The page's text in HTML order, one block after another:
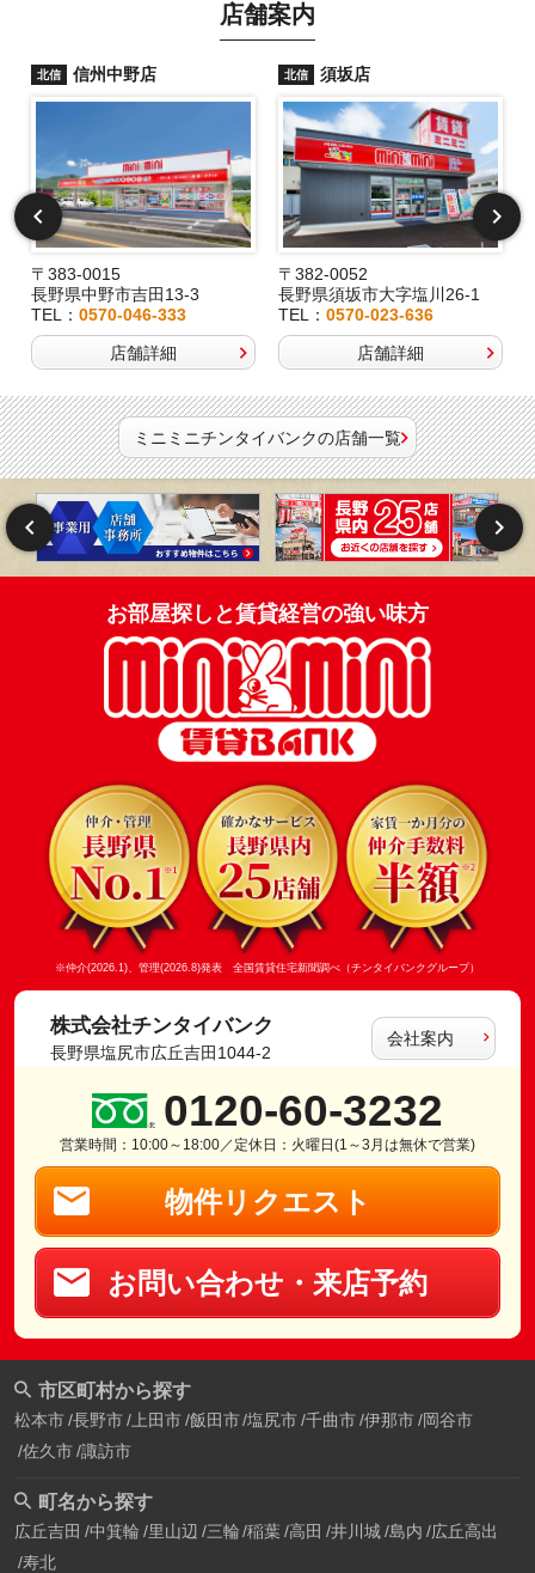
店舗案内
北信 信州中野店
〒383-0015
長野県中野市吉田13-3
TEL： 0570-046-333
店舗詳細
北信 須坂店
〒382-0052
長野県須坂市大字塩川26-1
TEL：0570-023-636
店舗詳細
ミニミニチンタイバンクの店舗一覧
お部屋探しと賃貸経営の強い味方
※仲介(2026.1)、管理(2026.8)発表 全国賃貸住宅新聞調べ（チンタイバンクグループ）
株式会社チンタイバンク
長野県塩尻市広丘吉田1044-2
会社案内
0120-60-3232
営業時間：10:00～18:00／定休日：火曜日(1～3月は無休で営業)
物件リクエスト
お問い合わせ・来店予約
市区町村から探す
松本市 長野市 上田市 飯田市 塩尻市 千曲市 伊那市 岡谷市
佐久市 諏訪市
町名から探す
広丘吉田 中箕輪 里山辺 三輪 稲葉 高田 井川城 島内 広丘高出
寿北